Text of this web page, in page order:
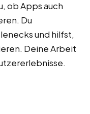
ob Apps auch
Du
und hilfst,
Deine Arbeit